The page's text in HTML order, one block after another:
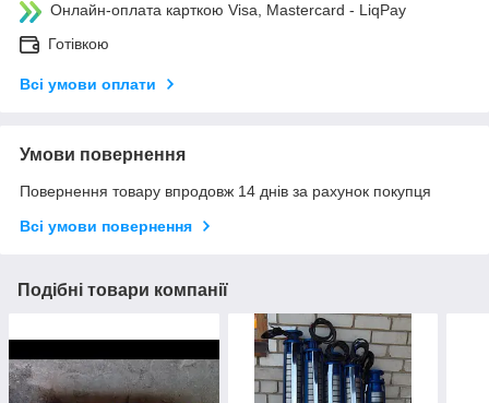
Онлайн-оплата карткою Visa, Mastercard - LiqPay
Готівкою
Всі умови оплати
Умови повернення
Повернення товару впродовж 14 днів за рахунок покупця
Всі умови повернення
Подібні товари компанії